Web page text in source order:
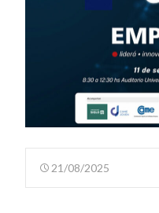
21/08/2025